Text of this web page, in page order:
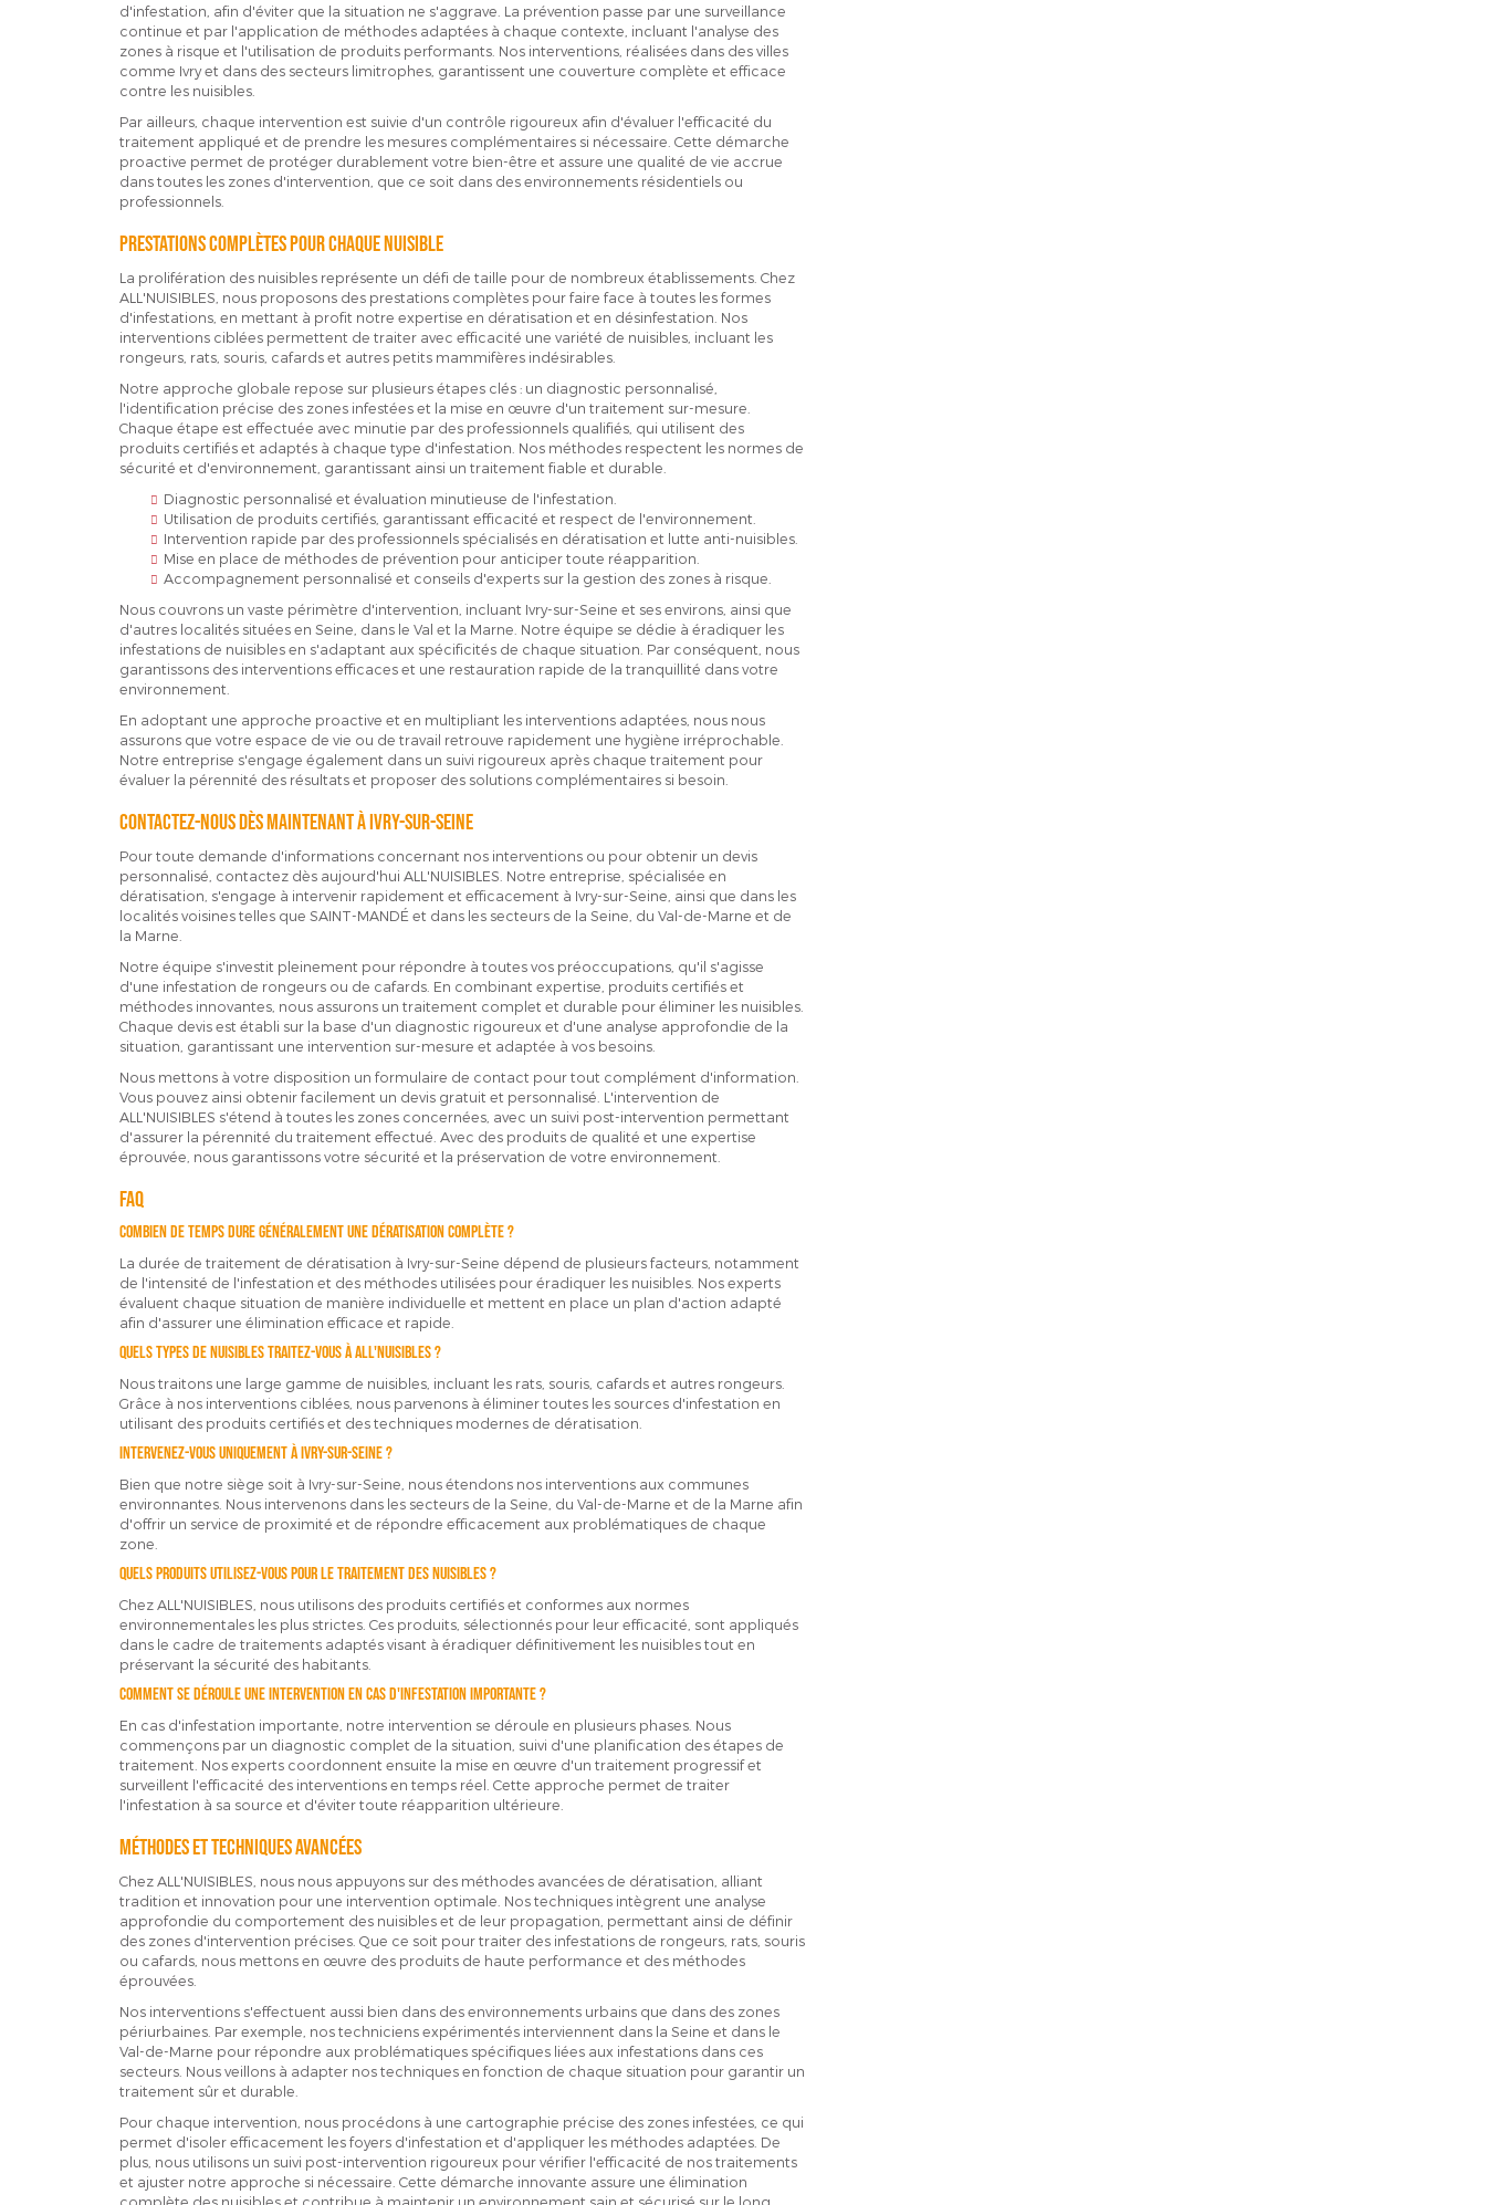
d'infestation, afin d'éviter que la situation ne s'aggrave. La prévention passe par une surveillance
continue et par l'application de méthodes adaptées à chaque contexte, incluant l'analyse des
zones à risque et l'utilisation de produits performants. Nos interventions, réalisées dans des villes
comme Ivry et dans des secteurs limitrophes, garantissent une couverture complète et efficace
contre les nuisibles.
Par ailleurs, chaque intervention est suivie d'un contrôle rigoureux afin d'évaluer l'efficacité du
traitement appliqué et de prendre les mesures complémentaires si nécessaire. Cette démarche
proactive permet de protéger durablement votre bien-être et assure une qualité de vie accrue
dans toutes les zones d'intervention, que ce soit dans des environnements résidentiels ou
professionnels.
Prestations complètes pour chaque nuisible
La prolifération des nuisibles représente un défi de taille pour de nombreux établissements. Chez
ALL'NUISIBLES, nous proposons des prestations complètes pour faire face à toutes les formes
d'infestations, en mettant à profit notre expertise en dératisation et en désinfestation. Nos
interventions ciblées permettent de traiter avec efficacité une variété de nuisibles, incluant les
rongeurs, rats, souris, cafards et autres petits mammifères indésirables.
Notre approche globale repose sur plusieurs étapes clés : un diagnostic personnalisé,
l'identification précise des zones infestées et la mise en œuvre d'un traitement sur-mesure.
Chaque étape est effectuée avec minutie par des professionnels qualifiés, qui utilisent des
produits certifiés et adaptés à chaque type d'infestation. Nos méthodes respectent les normes de
sécurité et d'environnement, garantissant ainsi un traitement fiable et durable.
Diagnostic personnalisé et évaluation minutieuse de l'infestation.
Utilisation de produits certifiés, garantissant efficacité et respect de l'environnement.
Intervention rapide par des professionnels spécialisés en dératisation et lutte anti-nuisibles.
Mise en place de méthodes de prévention pour anticiper toute réapparition.
Accompagnement personnalisé et conseils d'experts sur la gestion des zones à risque.
Nous couvrons un vaste périmètre d'intervention, incluant Ivry-sur-Seine et ses environs, ainsi que
d'autres localités situées en Seine, dans le Val et la Marne. Notre équipe se dédie à éradiquer les
infestations de nuisibles en s'adaptant aux spécificités de chaque situation. Par conséquent, nous
garantissons des interventions efficaces et une restauration rapide de la tranquillité dans votre
environnement.
En adoptant une approche proactive et en multipliant les interventions adaptées, nous nous
assurons que votre espace de vie ou de travail retrouve rapidement une hygiène irréprochable.
Notre entreprise s'engage également dans un suivi rigoureux après chaque traitement pour
évaluer la pérennité des résultats et proposer des solutions complémentaires si besoin.
Contactez-nous dès maintenant à Ivry-sur-Seine
Pour toute demande d'informations concernant nos interventions ou pour obtenir un devis
personnalisé, contactez dès aujourd'hui ALL'NUISIBLES. Notre entreprise, spécialisée en
dératisation, s'engage à intervenir rapidement et efficacement à Ivry-sur-Seine, ainsi que dans les
localités voisines telles que SAINT-MANDÉ et dans les secteurs de la Seine, du Val-de-Marne et de
la Marne.
Notre équipe s'investit pleinement pour répondre à toutes vos préoccupations, qu'il s'agisse
d'une infestation de rongeurs ou de cafards. En combinant expertise, produits certifiés et
méthodes innovantes, nous assurons un traitement complet et durable pour éliminer les nuisibles.
Chaque devis est établi sur la base d'un diagnostic rigoureux et d'une analyse approfondie de la
situation, garantissant une intervention sur-mesure et adaptée à vos besoins.
Nous mettons à votre disposition un formulaire de contact pour tout complément d'information.
Vous pouvez ainsi obtenir facilement un devis gratuit et personnalisé. L'intervention de
ALL'NUISIBLES s'étend à toutes les zones concernées, avec un suivi post-intervention permettant
d'assurer la pérennité du traitement effectué. Avec des produits de qualité et une expertise
éprouvée, nous garantissons votre sécurité et la préservation de votre environnement.
FAQ
Combien de temps dure généralement une dératisation complète ?
La durée de traitement de dératisation à Ivry-sur-Seine dépend de plusieurs facteurs, notamment
de l'intensité de l'infestation et des méthodes utilisées pour éradiquer les nuisibles. Nos experts
évaluent chaque situation de manière individuelle et mettent en place un plan d'action adapté
afin d'assurer une élimination efficace et rapide.
Quels types de nuisibles traitez-vous à ALL'NUISIBLES ?
Nous traitons une large gamme de nuisibles, incluant les rats, souris, cafards et autres rongeurs.
Grâce à nos interventions ciblées, nous parvenons à éliminer toutes les sources d'infestation en
utilisant des produits certifiés et des techniques modernes de dératisation.
Intervenez-vous uniquement à Ivry-sur-Seine ?
Bien que notre siège soit à Ivry-sur-Seine, nous étendons nos interventions aux communes
environnantes. Nous intervenons dans les secteurs de la Seine, du Val-de-Marne et de la Marne afin
d'offrir un service de proximité et de répondre efficacement aux problématiques de chaque
zone.
Quels produits utilisez-vous pour le traitement des nuisibles ?
Chez ALL'NUISIBLES, nous utilisons des produits certifiés et conformes aux normes
environnementales les plus strictes. Ces produits, sélectionnés pour leur efficacité, sont appliqués
dans le cadre de traitements adaptés visant à éradiquer définitivement les nuisibles tout en
préservant la sécurité des habitants.
Comment se déroule une intervention en cas d'infestation importante ?
En cas d'infestation importante, notre intervention se déroule en plusieurs phases. Nous
commençons par un diagnostic complet de la situation, suivi d'une planification des étapes de
traitement. Nos experts coordonnent ensuite la mise en œuvre d'un traitement progressif et
surveillent l'efficacité des interventions en temps réel. Cette approche permet de traiter
l'infestation à sa source et d'éviter toute réapparition ultérieure.
Méthodes et techniques avancées
Chez ALL'NUISIBLES, nous nous appuyons sur des méthodes avancées de dératisation, alliant
tradition et innovation pour une intervention optimale. Nos techniques intègrent une analyse
approfondie du comportement des nuisibles et de leur propagation, permettant ainsi de définir
des zones d'intervention précises. Que ce soit pour traiter des infestations de rongeurs, rats, souris
ou cafards, nous mettons en œuvre des produits de haute performance et des méthodes
éprouvées.
Nos interventions s'effectuent aussi bien dans des environnements urbains que dans des zones
périurbaines. Par exemple, nos techniciens expérimentés interviennent dans la Seine et dans le
Val-de-Marne pour répondre aux problématiques spécifiques liées aux infestations dans ces
secteurs. Nous veillons à adapter nos techniques en fonction de chaque situation pour garantir un
traitement sûr et durable.
Pour chaque intervention, nous procédons à une cartographie précise des zones infestées, ce qui
permet d'isoler efficacement les foyers d'infestation et d'appliquer les méthodes adaptées. De
plus, nous utilisons un suivi post-intervention rigoureux pour vérifier l'efficacité de nos traitements
et ajuster notre approche si nécessaire. Cette démarche innovante assure une élimination
complète des nuisibles et contribue à maintenir un environnement sain et sécurisé sur le long